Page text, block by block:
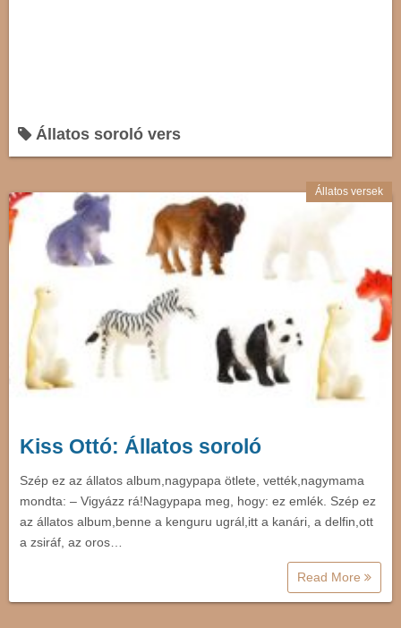
Állatos soroló vers
Állatos versek
Kiss Ottó: Állatos soroló
Szép ez az állatos album,nagypapa ötlete, vették,nagymama
mondta: – Vigyázz rá!Nagypapa meg, hogy: ez emlék. Szép ez
az állatos album,benne a kenguru ugrál,itt a kanári, a delfin,ott
a zsiráf, az oros…
Read More